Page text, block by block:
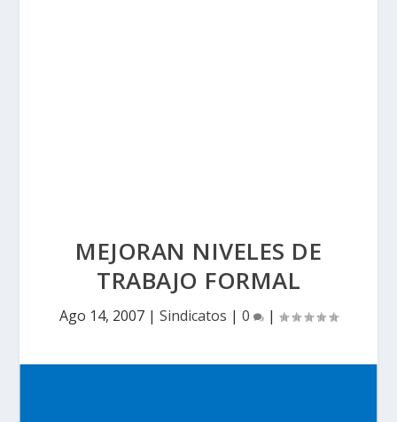
MEJORAN NIVELES DE
TRABAJO FORMAL
Ago 14, 2007 | Sindicatos | 0 |